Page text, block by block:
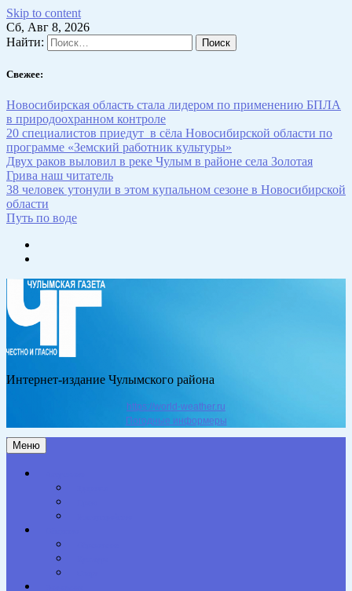
Skip to content
Сб, Авг 8, 2026
Найти:
Свежее:
Новосибирская область стала лидером по применению БПЛА
в природоохранном контроле
20 специалистов приедут в сёла Новосибирской области по
программе «Земский работник культуры»
Двух раков выловил в реке Чулым в районе села Золотая
Грива наш читатель
38 человек утонули в этом купальном сезоне в Новосибирской
области
Путь по воде
Интернет-издание Чулымского района
https://world-weather.ru
Погодные информеры
Меню